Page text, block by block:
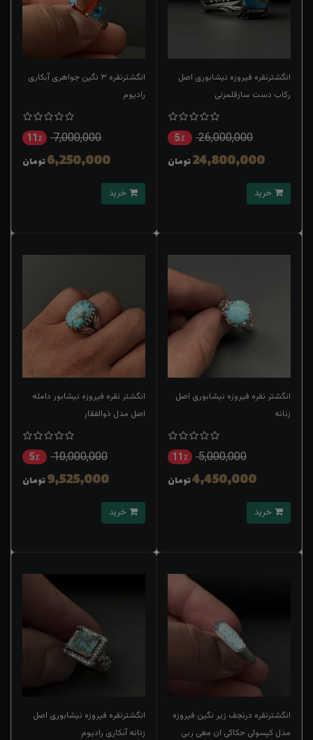
انگشترنقره فیروزه نیشابوری اصل
رکاب دست سازقلمزنی
26,000,000 5٪
24,800,000تومان
انگشترنقره ۳ نگین جواهری آبکاری
رادیوم
7,000,000 11٪
6,250,000تومان
انگشتر نقره فیروزه نیشابوری اصل
زنانه
5,000,000 11٪
4,450,000تومان
انگشتر نقره فیروزه نیشابور دامله
اصل مدل ذوالفقار
10,000,000 5٪
9,525,000تومان
انگشترنقره درنجف زیر نگین فیروزه
مدل کپسولی حکاکی ان معی ربی
انگشترنقره فیروزه نیشابوری اصل
زنانه آبکاری رادیوم